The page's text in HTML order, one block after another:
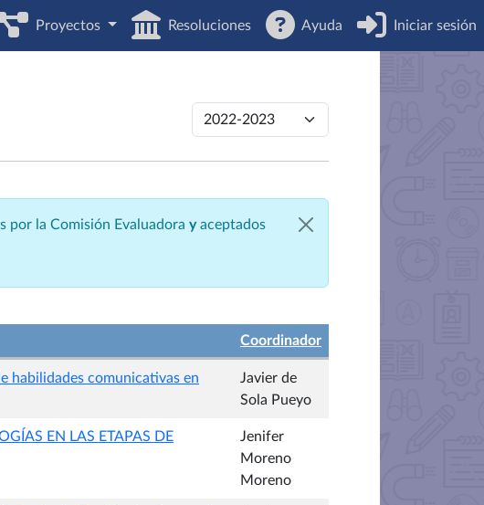
Proyectos Resoluciones Ayuda Iniciar sesión
por la Comisión Evaluadora yaceptados
Coordinador
habilidades comunicativas en
Javier de
Sola Pueyo
EN LAS ETAPAS DE
Jenifer
Moreno
Moreno